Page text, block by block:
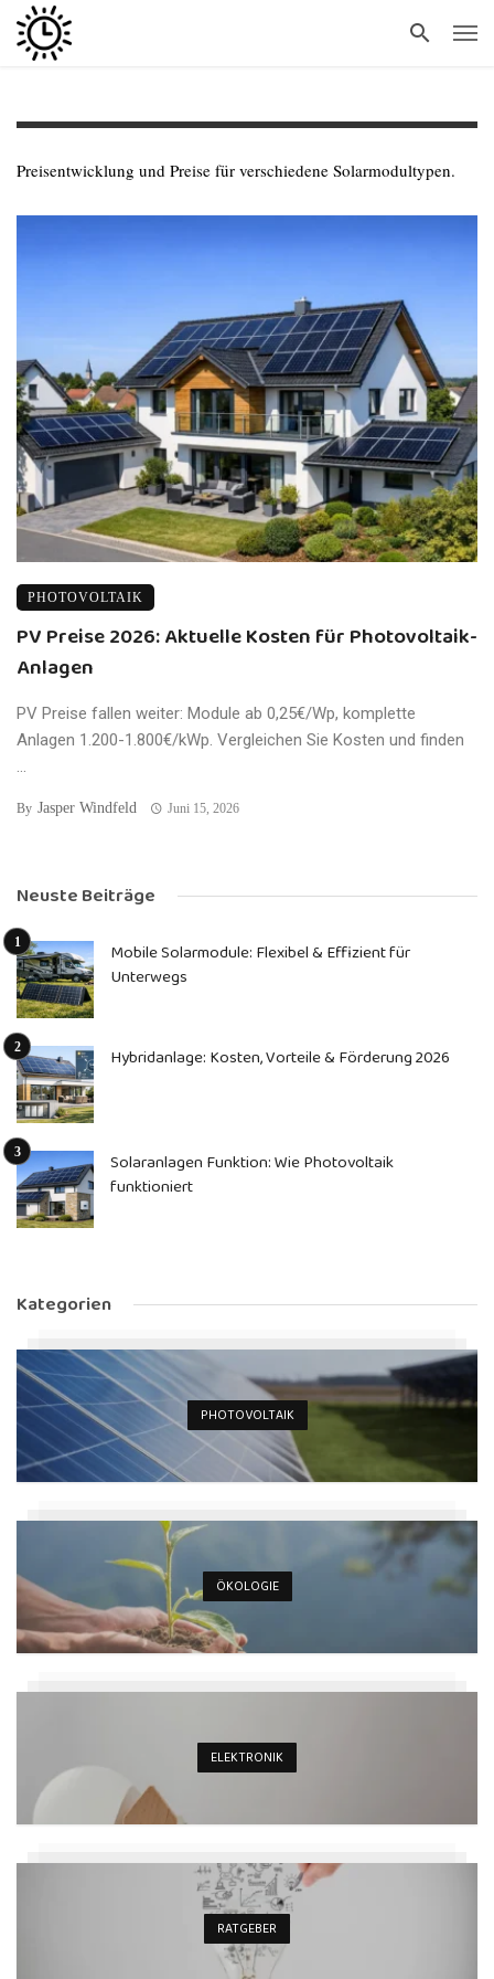
Preisentwicklung und Preise für verschiedene Solarmodultypen.
PHOTOVOLTAIK
PV Preise 2026: Aktuelle Kosten für Photovoltaik-
Anlagen
PV Preise fallen weiter: Module ab 0,25€/Wp, komplette
Anlagen 1.200-1.800€/kWp. Vergleichen Sie Kosten und finden
By Jasper Windfeld Juni 15, 2026
Neuste Beiträge
Mobile Solarmodule: Flexibel & Effizient für
Unterwegs
Hybridanlage: Kosten, Vorteile & Förderung 2026
Solaranlagen Funktion: Wie Photovoltaik
funktioniert
Kategorien
PHOTOVOLTAIK
ÖKOLOGIE
ELEKTRONIK
RATGEBER